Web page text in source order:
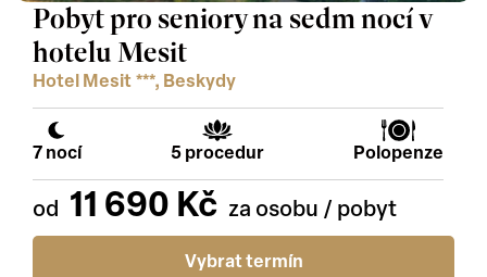
Pobyt pro seniory na sedm nocí v
hotelu Mesit
Hotel Mesit ***, Beskydy
7 nocí 5 procedur Polopenze
11 690 Kč
Vybrat termín